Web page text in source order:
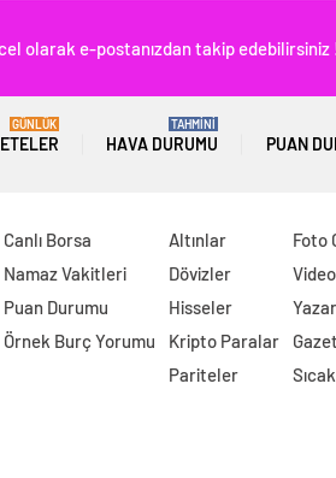
olarak e-postanızdan takip edebilirsiniz
GÜNLÜK
HAVA DURUMU
TAHMİNİ
PUAN
Canlı Borsa
Namaz Vakitleri
Puan Durumu
Örnek Burç Yorumu
Altınlar
Dövizler
Hisseler
Kripto Paralar
Pariteler
Foto